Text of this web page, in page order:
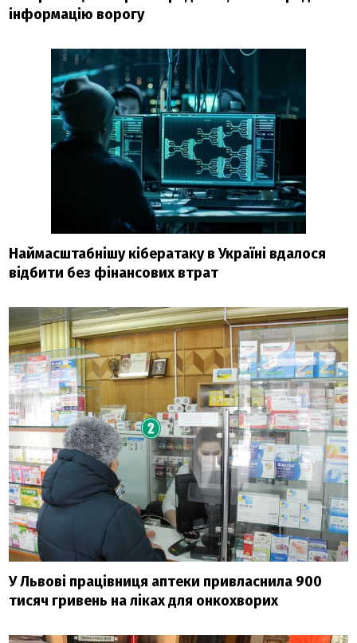
інформацію ворогу
Наймасштабнішу кібератаку в Україні вдалося
відбити без фінансових втрат
У Львові працівниця аптеки привласнила 900
тисяч гривень на ліках для онкохворих